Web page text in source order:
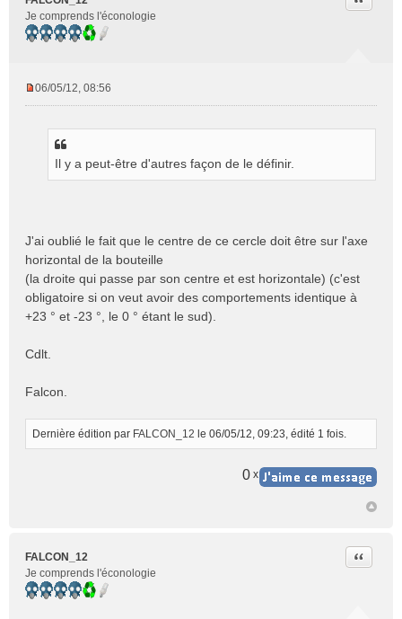
Je comprends l'éconologie
n
l
u
06/05/12, 08:56
Il y a peut-être d'autres façon de le définir.
J'ai oublié le fait que le centre de ce cercle doit être sur l'axe
horizontal de la bouteille
(la droite qui passe par son centre et est horizontale) (c'est
obligatoire si on veut avoir des comportements identique à
+23 ° et -23 °, le 0 ° étant le sud).
Cdlt.
Falcon.
Dernière édition par FALCON_12 le 06/05/12, 09:23, édité 1 fois.
0 x
FALCON_12
Je comprends l'éconologie
Citer